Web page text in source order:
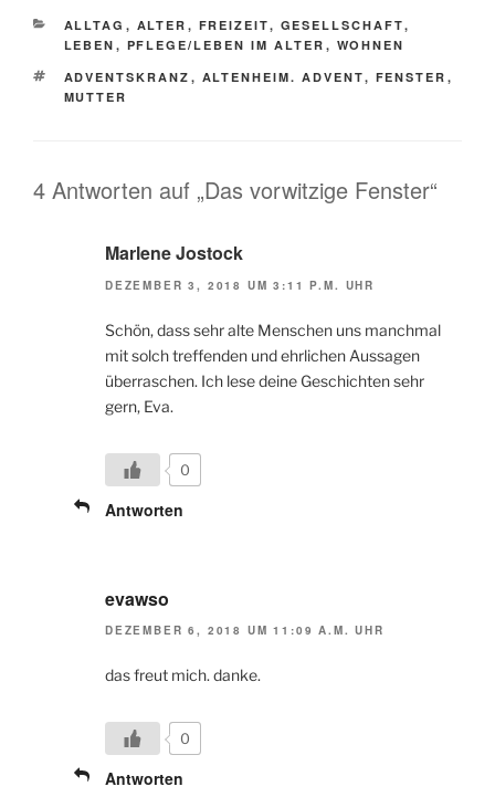
KATEGORIEN
ALLTAG , ALTER , FREIZEIT, GESELLSCHAFT,
LEBEN , PFLEGE/LEBEN IM ALTER , WOHNEN
SCHLAGWÖRTER
ADVENTSKRANZ , ALTENHEIM. ADVENT, FENSTER ,
MUTTER
4 Antworten auf „Das vorwitzige Fenster“
Marlene Jostock
DEZEMBER 3, 2018 UM 3:11 P.M. UHR
Schön, dass sehr alte Menschen uns manchmal
mit solch treffenden und ehrlichen Aussagen
überraschen. Ich lese deine Geschichten sehr
gern, Eva.
0
Antworten
evawso
DEZEMBER 6, 2018 UM 11:09 A.M. UHR
das freut mich. danke.
0
Antworten